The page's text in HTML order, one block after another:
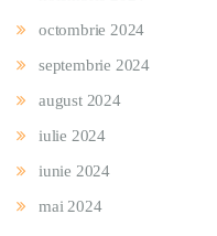
octombrie 2024
septembrie 2024
august 2024
iulie 2024
iunie 2024
mai 2024